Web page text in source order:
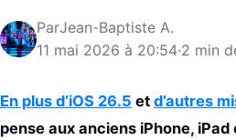
ParJean-Baptiste A.
11 mai 2026 à 20:54·2 min
En plus d’iOS 26.5 et d’autres
pense aux anciens iPhone,